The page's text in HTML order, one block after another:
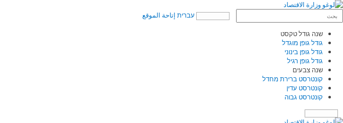
עברית إتاحة الموقع
שנה גודל טקסט
גודל גופן מוגדל
גודל גופן בינוני
גודל גופן רגיל
שנה צבעים
קונטרסט ברירת מחדל
קונטרסט עדין
קונטרסט גבוה
תפריט